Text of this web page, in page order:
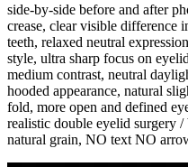
side-by-side before and after
crease, clear visible difference
teeth, relaxed neutral
style, ultra sharp focus on
medium contrast, neutral
hooded appearance, natural
fold, more open and defined
realistic double eyelid surgery
natural grain, NO text NO